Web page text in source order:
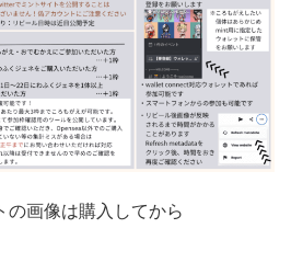
の画像は購入してから